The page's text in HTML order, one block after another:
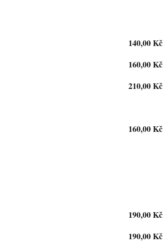
140,00 Kč
160,00 Kč
210,00 Kč
160,00 Kč
190,00 Kč
190,00 Kč